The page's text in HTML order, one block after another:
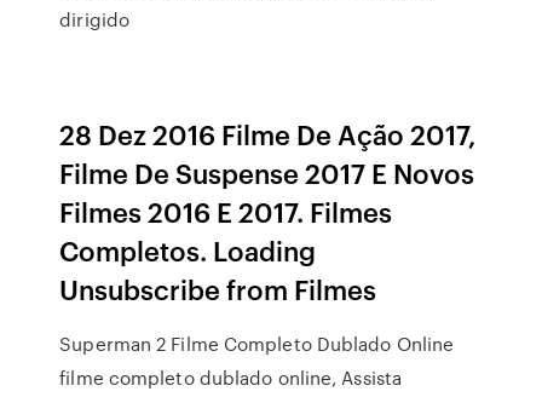
dirigido
28 Dez 2016 Filme De Ação 2017,
Filme De Suspense 2017 E Novos
Filmes 2016 E 2017. Filmes
Completos. Loading
Unsubscribe from Filmes
Superman 2 Filme Completo Dublado Online
filme completo dublado online, Assista